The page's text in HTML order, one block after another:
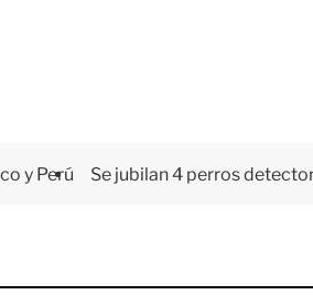
y Perú Se jubilan 4 perros